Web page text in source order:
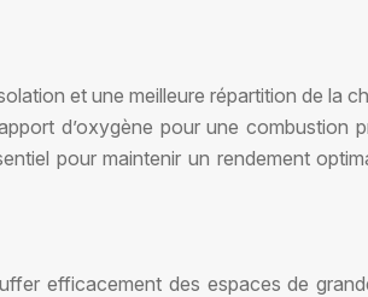
et une meilleure répartition de la
d’oxygène pour une combustion
pour maintenir un rendement
efficacement des espaces de